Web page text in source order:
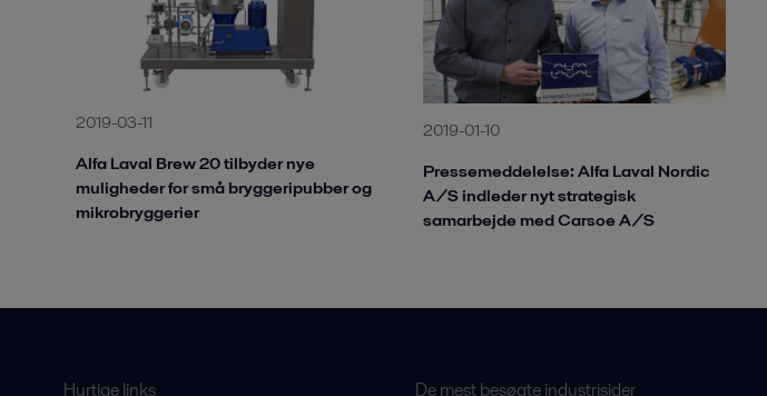
2019-03-11
Alfa Laval Brew 20 tilbyder nye
muligheder for små bryggeripubber og
mikrobryggerier
2019-01-10
Pressemeddelelse: Alfa Laval Nordic
A/S indleder nyt strategisk
samarbejde med Carsoe A/S
Hurtige links De mest besøgte industrisider